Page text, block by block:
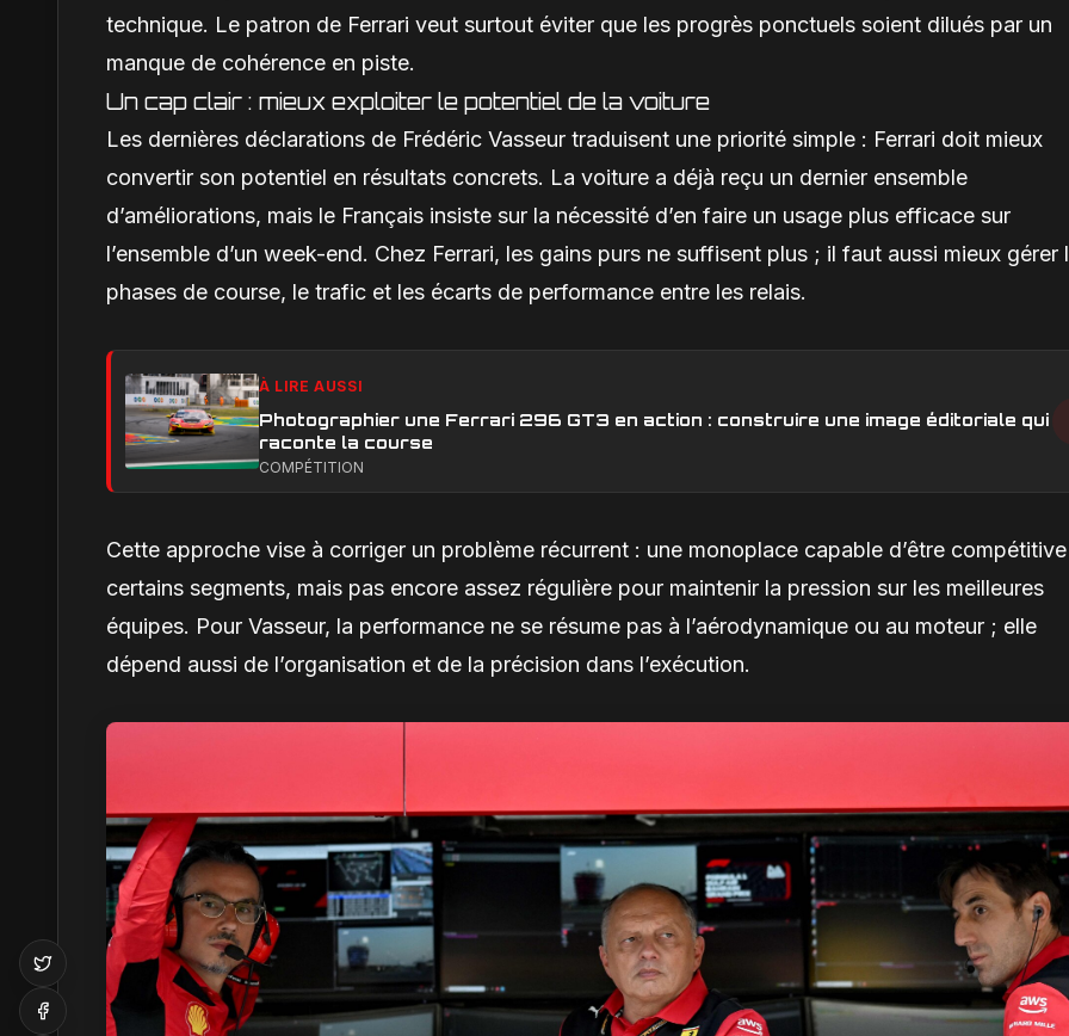
technique. Le patron de Ferrari veut surtout éviter que les progrès ponctuels soient dilués par un
manque de cohérence en piste.
Un cap clair : mieux exploiter le potentiel de la voiture
Les dernières déclarations de Frédéric Vasseur traduisent une priorité simple : Ferrari doit mieux
convertir son potentiel en résultats concrets. La voiture a déjà reçu un dernier ensemble
d’améliorations, mais le Français insiste sur la nécessité d’en faire un usage plus efficace sur
l’ensemble d’un week-end. Chez Ferrari, les gains purs ne suffisent plus ; il faut aussi mieux gérer
phases de course, le trafic et les écarts de performance entre les relais.
À LIRE AUSSI
Photographier une Ferrari 296 GT3 en action : construire une image éditoriale qui
raconte la course
COMPÉTITION
Cette approche vise à corriger un problème récurrent : une monoplace capable d’être
certains segments, mais pas encore assez régulière pour maintenir la pression sur les meilleures
équipes. Pour Vasseur, la performance ne se résume pas à l’aérodynamique ou au moteur ; elle
dépend aussi de l’organisation et de la précision dans l’exécution.